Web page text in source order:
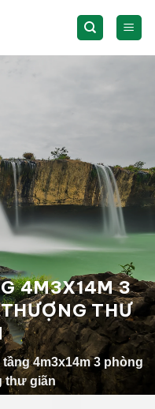
4M3X14M 3
THƯ
tầng 4m3x14m 3 phòng
thư giãn